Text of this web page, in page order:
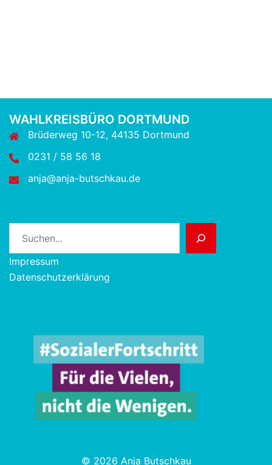
WAHLKREISBÜRO DORTMUND
Brüderweg 10-12, 44135 Dortmund
0231 / 58 56 18
anja@anja-butschkau.de
Impressum
Datenschutzerklärung
© 2026 Anja Butschkau